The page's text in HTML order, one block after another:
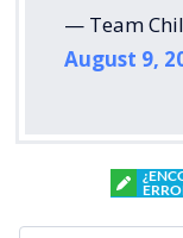
— Team
August 9,